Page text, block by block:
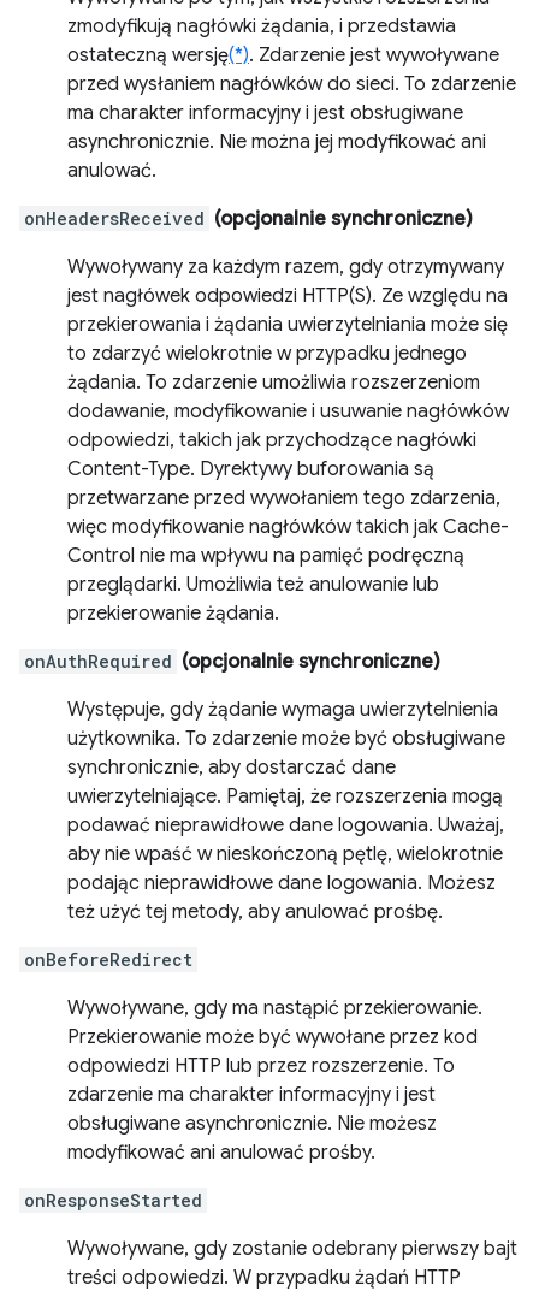
zmodyfikują nagłówki żądania, i przedstawia
ostateczną wersję(*). Zdarzenie jest wywoływane
przed wysłaniem nagłówków do sieci. To zdarzenie
ma charakter informacyjny i jest obsługiwane
asynchronicznie. Nie można jej modyfikować ani
anulować.
onHeadersReceived (opcjonalnie synchroniczne)
Wywoływany za każdym razem, gdy otrzymywany
jest nagłówek odpowiedzi HTTP(S). Ze względu na
przekierowania i żądania uwierzytelniania może się
to zdarzyć wielokrotnie w przypadku jednego
żądania. To zdarzenie umożliwia rozszerzeniom
dodawanie, modyfikowanie i usuwanie nagłówków
odpowiedzi, takich jak przychodzące nagłówki
Content-Type. Dyrektywy buforowania są
przetwarzane przed wywołaniem tego zdarzenia,
więc modyfikowanie nagłówków takich jak Cache-
Control nie ma wpływu na pamięć podręczną
przeglądarki. Umożliwia też anulowanie lub
przekierowanie żądania.
onAuthRequired (opcjonalnie synchroniczne)
Występuje, gdy żądanie wymaga uwierzytelnienia
użytkownika. To zdarzenie może być obsługiwane
synchronicznie, aby dostarczać dane
uwierzytelniające. Pamiętaj, że rozszerzenia mogą
podawać nieprawidłowe dane logowania. Uważaj,
aby nie wpaść w nieskończoną pętlę, wielokrotnie
podając nieprawidłowe dane logowania. Możesz
też użyć tej metody, aby anulować prośbę.
onBeforeRedirect
Wywoływane, gdy ma nastąpić przekierowanie.
Przekierowanie może być wywołane przez kod
odpowiedzi HTTP lub przez rozszerzenie. To
zdarzenie ma charakter informacyjny i jest
obsługiwane asynchronicznie. Nie możesz
modyfikować ani anulować prośby.
onResponseStarted
Wywoływane, gdy zostanie odebrany pierwszy bajt
treści odpowiedzi. W przypadku żądań HTTP